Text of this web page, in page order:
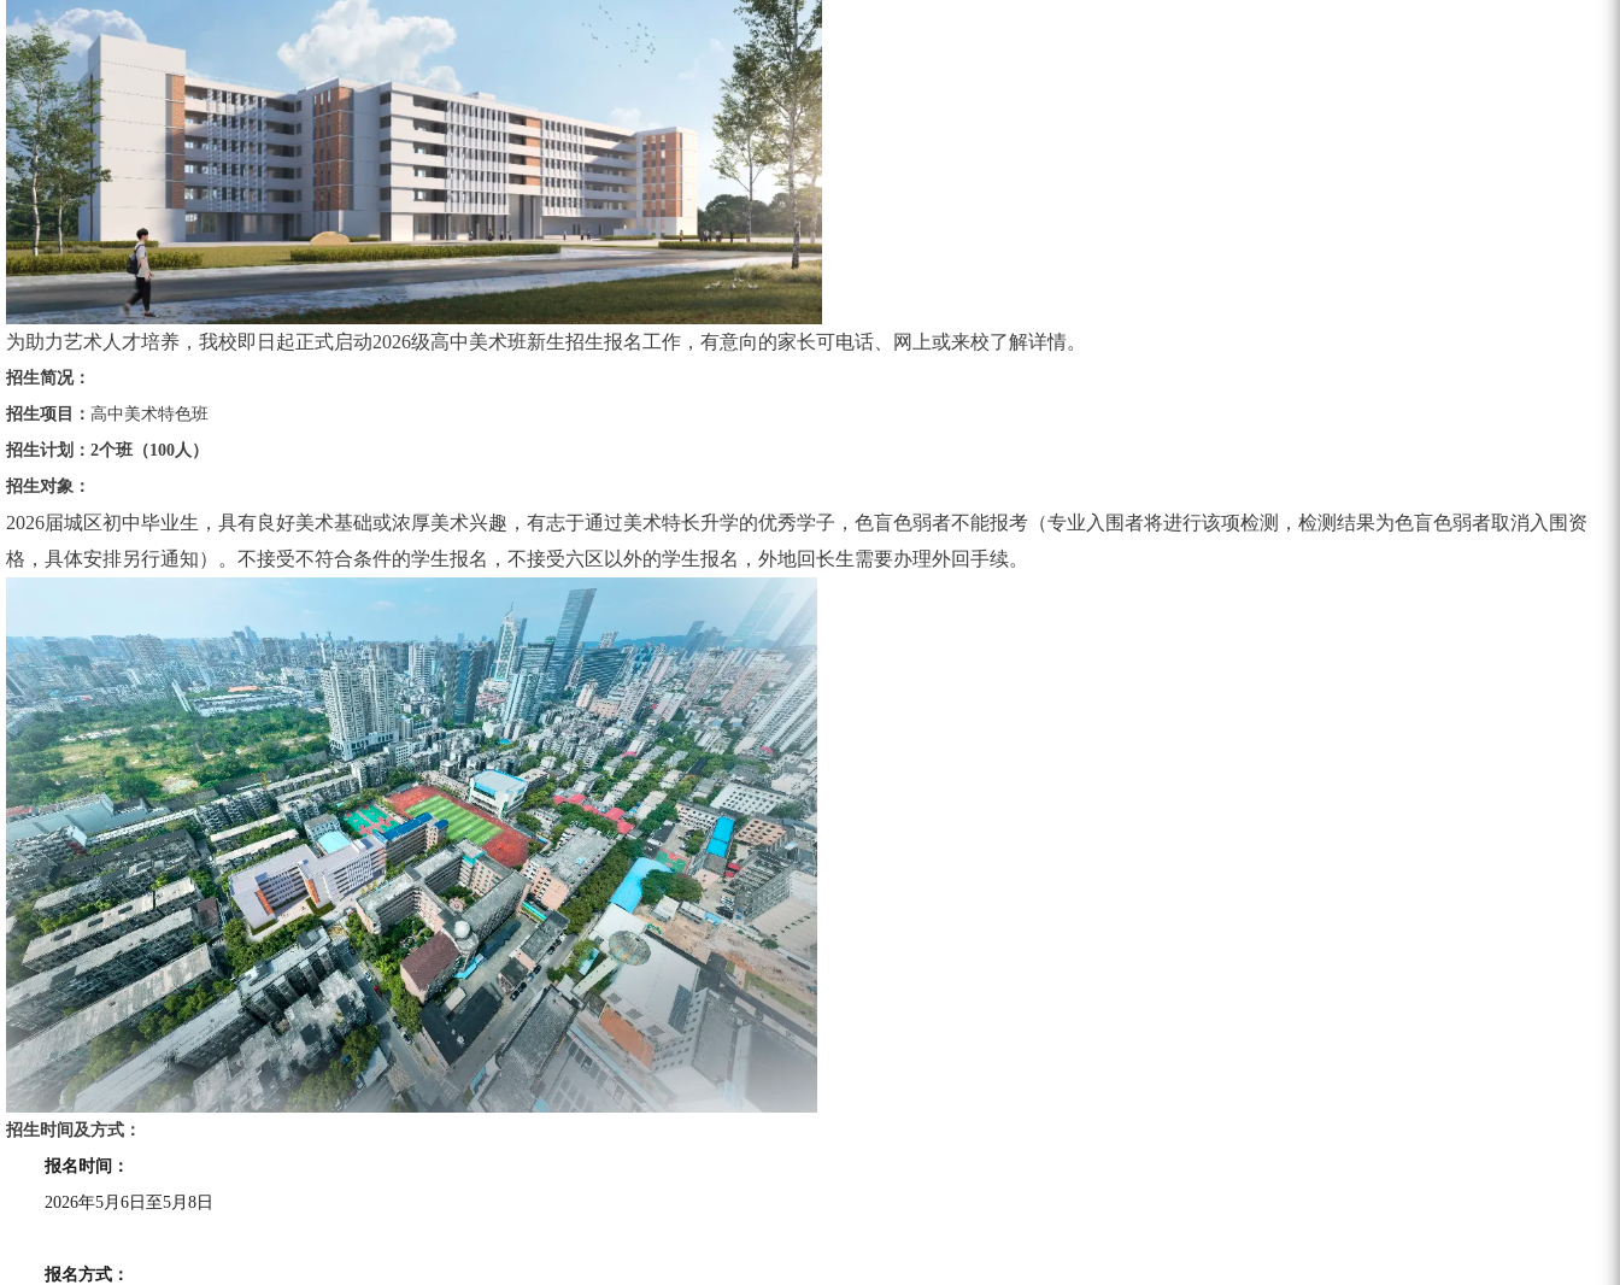
为助力艺术人才培养，我校即日起正式启动2026级高中美术班新生招生报名工作，有意向的家长可电话、网上或来校了解详情。
招生简况：
招生项目： 高中美术特色班
招生计划：2个班（100人）
招生对象：
2026届城区初中毕业生，具有良好美术基础或浓厚美术兴趣，有志于通过美术特长升学的优秀学子，色盲色弱者不能报考（专业入围者将进行该项检测，检测结果为色盲色弱者取消入围资
格，具体安排另行通知）。不接受不符合条件的学生报名，不接受六区以外的学生报名，外地回长生需要办理外回手续。
招生时间及方式：
报名时间：
2026年5月6日至5月8日
报名方式：